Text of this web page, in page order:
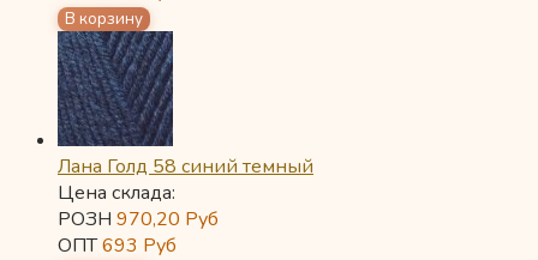
Лана Голд 58 синий темный
Цена склада:
РОЗН 970,20 Руб
ОПТ693 Руб